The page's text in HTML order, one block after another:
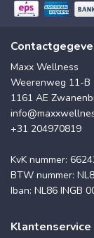
Maxx Wellness
Weerenweg 11-B
1161 AE
+31 204970819
KvK nummer:
BTW nummer:
Iban: NL86 INGB
Klantenservice